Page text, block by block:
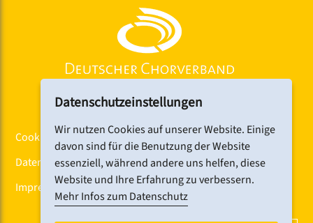
Kommunikationszentrum K4.
Umfassend saniert, bietet das Künstlerhaus mit
seinem Innenhof auf 7.000 Quadratmetern Raum für
Kultur im Zentrum: Ehrenamtlich verwaltete
Werkstätten, Kino, Gruppen, Chöre und Vereine
haben hier ihr Zuhause. Im Festsaal gehen Konzerte,
Theater und andere Kulturveranstaltungen über die
Pfundskerl mit lauschigem Biergarten sind beliebte
Anlaufstellen für hungrige und durstige Gäste.
Haltestelle:
Hauptbahnhof (U 1, U 2, U 3 | Tram 5, 7, 8, 11 | Bus 43,
44 | S 1 bis S 6 | RE, RB und Fernverkehr)
Cookiebanner
Datenschutz
Impressum
Datenschutzeinstellungen
Wir nutzen Cookies auf unserer Website. Einige
davon sind für die Benutzung der Website
essenziell, während andere uns helfen, diese
Website und Ihre Erfahrung zu verbessern.
Mehr Infos zum Datenschutz